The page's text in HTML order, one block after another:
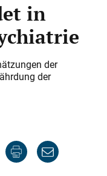
in
der
der